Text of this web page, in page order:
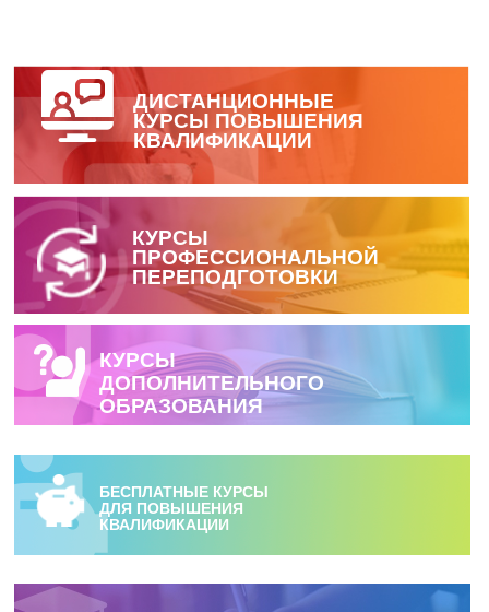
ДИСТАНЦИОННЫЕ
КУРСЫ ПОВЫШЕНИЯ
КВАЛИФИКАЦИИ
ПЕРЕЙТИ
КУРСЫ
ПРОФЕССИОНАЛЬНОЙ
ПЕРЕПОДГОТОВКИ
КУРСЫ
ДОПОЛНИТЕЛЬНОГО
ОБРАЗОВАНИЯ
БЕСПЛАТНЫЕ КУРСЫ
ДЛЯ ПОВЫШЕНИЯ
КВАЛИФИКАЦИИ